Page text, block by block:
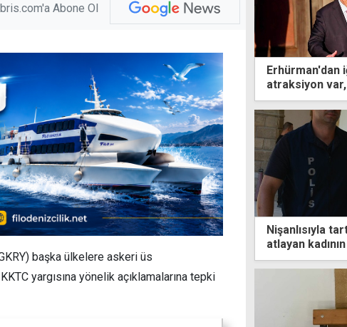
Abone Ol
başka ülkelere askeri üs
yargısına yönelik açıklamalarına tepki
Erhürman'dan
atraksiyon
Nişanlısıyla
atlayan
onu görmekti